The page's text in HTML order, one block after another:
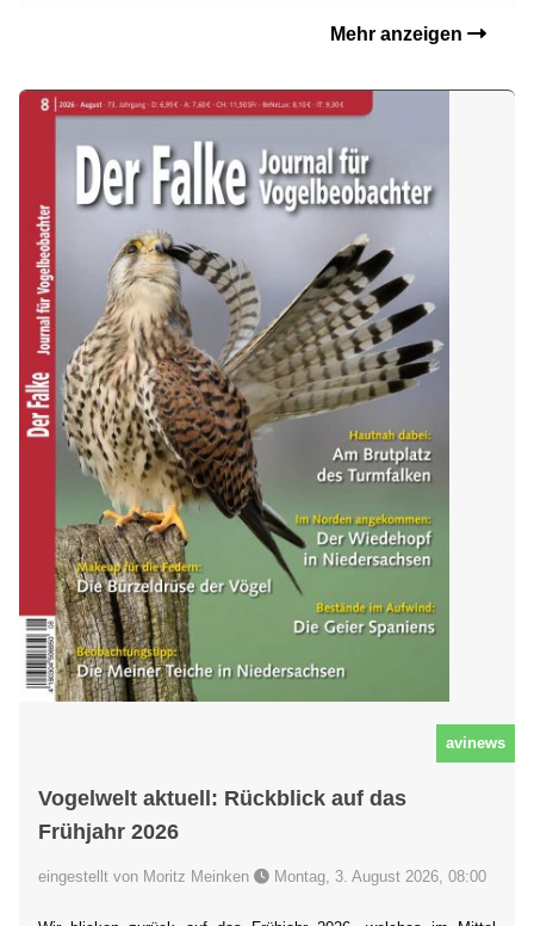
Mehr anzeigen
avinews
Vogelwelt aktuell: Rückblick auf das
Frühjahr 2026
eingestellt von Moritz Meinken Montag, 3. August 2026, 08:00